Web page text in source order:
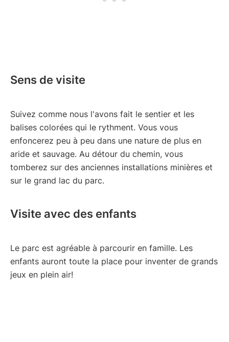
Sens de visite
Suivez comme nous l'avons fait le sentier et les
balises colorées qui le rythment. Vous vous
enfoncerez peu à peu dans une nature de plus en
aride et sauvage. Au détour du chemin, vous
tomberez sur des anciennes installations minières et
sur le grand lac du parc.
Visite avec des enfants
Le parc est agréable à parcourir en famille. Les
enfants auront toute la place pour inventer de grands
jeux en plein air!